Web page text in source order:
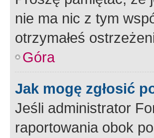
nie ma nic z tym
otrzymałeś
Góra
Jak mogę zgłosić
Jeśli administrator
raportowania obok